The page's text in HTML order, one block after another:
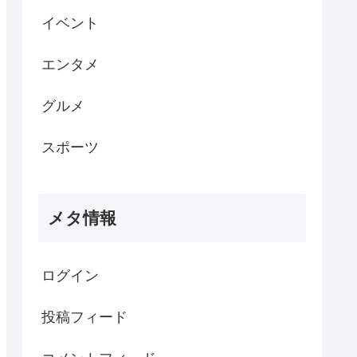
イベント
エンタメ
グルメ
スポーツ
メタ情報
ログイン
投稿フィード